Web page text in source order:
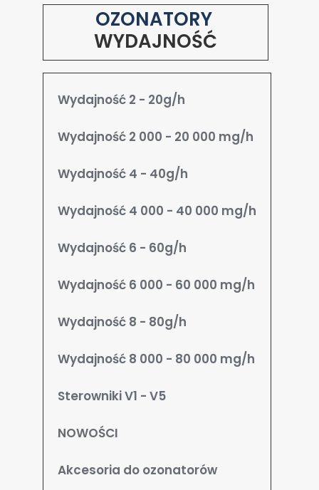
OZONATORY
WYDAJNOŚĆ
Wydajność 2 - 20g/h
Wydajność 2 000 - 20 000 mg/h
Wydajność 4 - 40g/h
Wydajność 4 000 - 40 000 mg/h
Wydajność 6 - 60g/h
Wydajność 6 000 - 60 000 mg/h
Wydajność 8 - 80g/h
Wydajność 8 000 - 80 000 mg/h
Sterowniki V1 - V5
NOWOŚCI
Akcesoria do ozonatorów